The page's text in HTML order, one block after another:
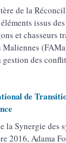
de la
issus
et chasseurs
Maliennes
des
de
la Synergie des
2016, Adama